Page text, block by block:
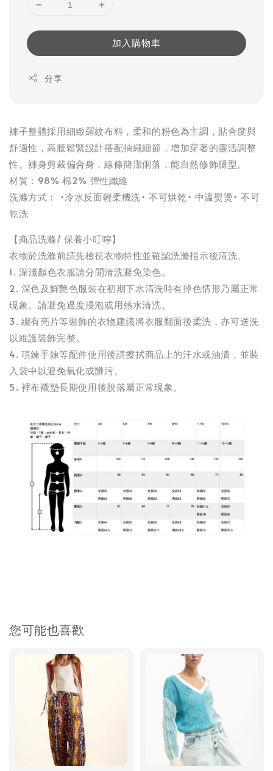
加入購物車
分享
褲子整體採用細緻羅紋布料，柔和的粉色為主調，貼合度與
舒適性，高腰鬆緊設計搭配抽繩細節，增加穿著的靈活調整
性。褲身剪裁偏合身，線條簡潔俐落，能自然修飾腿型。
材質：98% 棉2% 彈性纖維
洗滌方式： •冷水反面輕柔機洗• 不可烘乾• 中溫熨燙• 不可
乾洗
【商品洗滌/ 保養小叮嚀】
衣物於洗滌前請先檢視衣物特性並確認洗滌指示後清洗。
1. 深淺顏色衣服請分開清洗避免染色。
2. 深色及鮮艷色服裝在初期下水清洗時有掉色情形乃屬正常
現象。請避免過度浸泡或用熱水清洗。
3. 綴有亮片等裝飾的衣物建議將衣服翻面後柔洗，亦可送洗
以維護裝飾完整。
4. 項鍊手鍊等配件使用後請擦拭商品上的汗水或油漬，並裝
入袋中以避免氧化或髒污。
5. 裡布襯墊長期使用後脫落屬正常現象。
您可能也喜歡